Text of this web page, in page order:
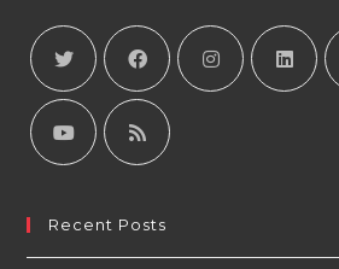
Recent Posts